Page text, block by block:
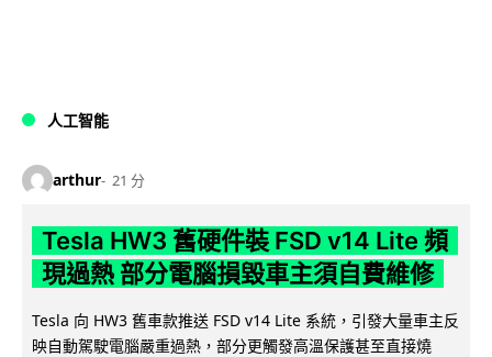
人工智能
arthur 21 分
Tesla HW3 舊硬件裝 FSD v14 Lite 頻
現過熱 部分電腦損毀車主須自費維修
Tesla 向 HW3 舊車款推送 FSD v14 Lite 系統，引發大量車主反
映自動駕駛電腦嚴重過熱，部分更觸發高溫保護甚至直接燒